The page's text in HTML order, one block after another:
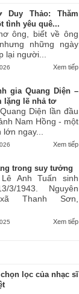
Duy Thảo: Thăm
tình yêu quê...
ông, biết về ông
những ngày
lại người...
Xem tiếp
gia Quang Diện –
lặng lẽ nhả tơ
Diện lần đầu
Nam Hồng - một
ngay...
Xem tiếp
trong suy tưởng
Anh Tuấn sinh
3/1943. Nguyên
Thanh Sơn,
Xem tiếp
lọc của nhạc sĩ